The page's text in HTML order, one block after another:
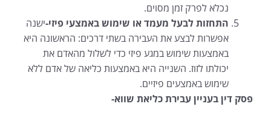
נכלא לפרק זמן מסוים.
התחזות לבעל מעמד או שימוש באמצעי פיזי-ישנה
אפשרות לבצע את העבירה בשתי דרכים: הראשונה היא
באמצעות שימוש במגע פיזי כדי לשלול מהאדם את
יכולתו לזוז. השנייה היא באמצעות כליאה של אדם ללא
שימוש באמצעים פיזיים.
פסק דין בעניין עבירת כליאת שווא-